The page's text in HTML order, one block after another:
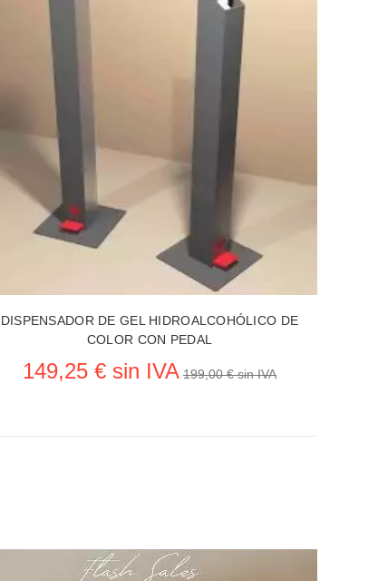
DISPENSADOR DE GEL HIDROALCOHÓLICO DE
COLOR CON PEDAL
149,25 € sin IVA 199,00 € sin IVA
VER EL PRODUCTO SISTEMAS DE SEGURIDAD